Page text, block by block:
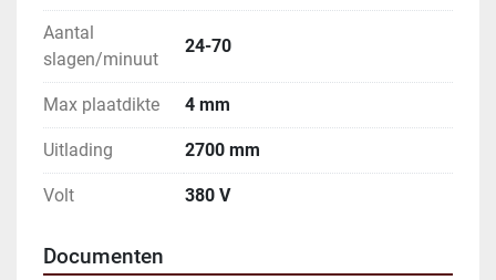
Aantal
slagen/minuut
24-70
Max plaatdikte 4 mm
Uitlading 2700 mm
Volt 380 V
Documenten